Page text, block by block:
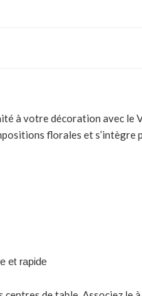
à votre décoration avec le
florales et s’intègre
et rapide